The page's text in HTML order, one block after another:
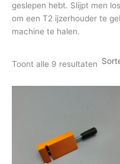
geslepen hebt. Slijpt men
om een T2 ijzerhouder te
machine te halen.
Toont alle 9 resultaten